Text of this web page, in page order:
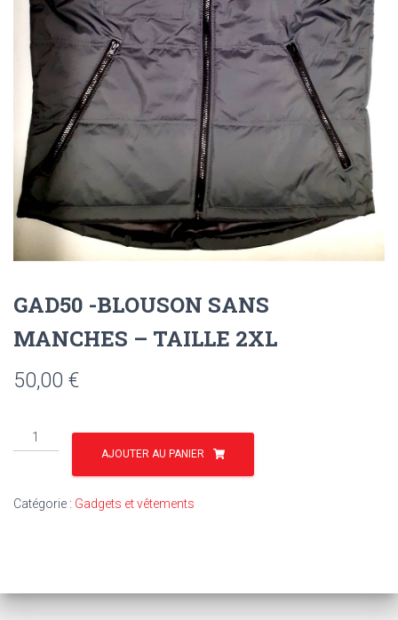
GAD50 -BLOUSON SANS
MANCHES – TAILLE 2XL
50,00 €
quantité
de
BLOUSON
AJOUTER AU PANIER
Catégorie : Gadgets et vêtements